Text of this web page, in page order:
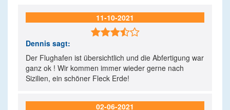
11-10-2021

Dennis sagt:
Der Flughafen ist übersichtlich und die Abfertigung war
ganz ok ! Wir kommen immer wieder gerne nach
Sizilien, ein schöner Fleck Erde!
02-06-2021